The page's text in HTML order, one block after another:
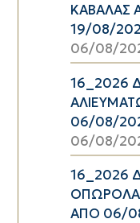
ΚΑΒΑΛΑΣ
19/08/
06/08/
16_2026
06/08/
06/08/
16_2026
ΑΠΟ 06/